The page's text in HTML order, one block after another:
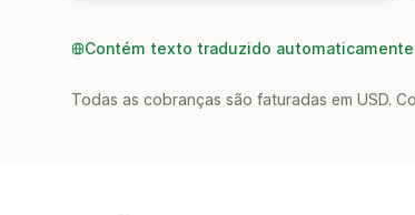
Contém texto traduzido automaticamente
Todas as cobranças são faturadas em USD.